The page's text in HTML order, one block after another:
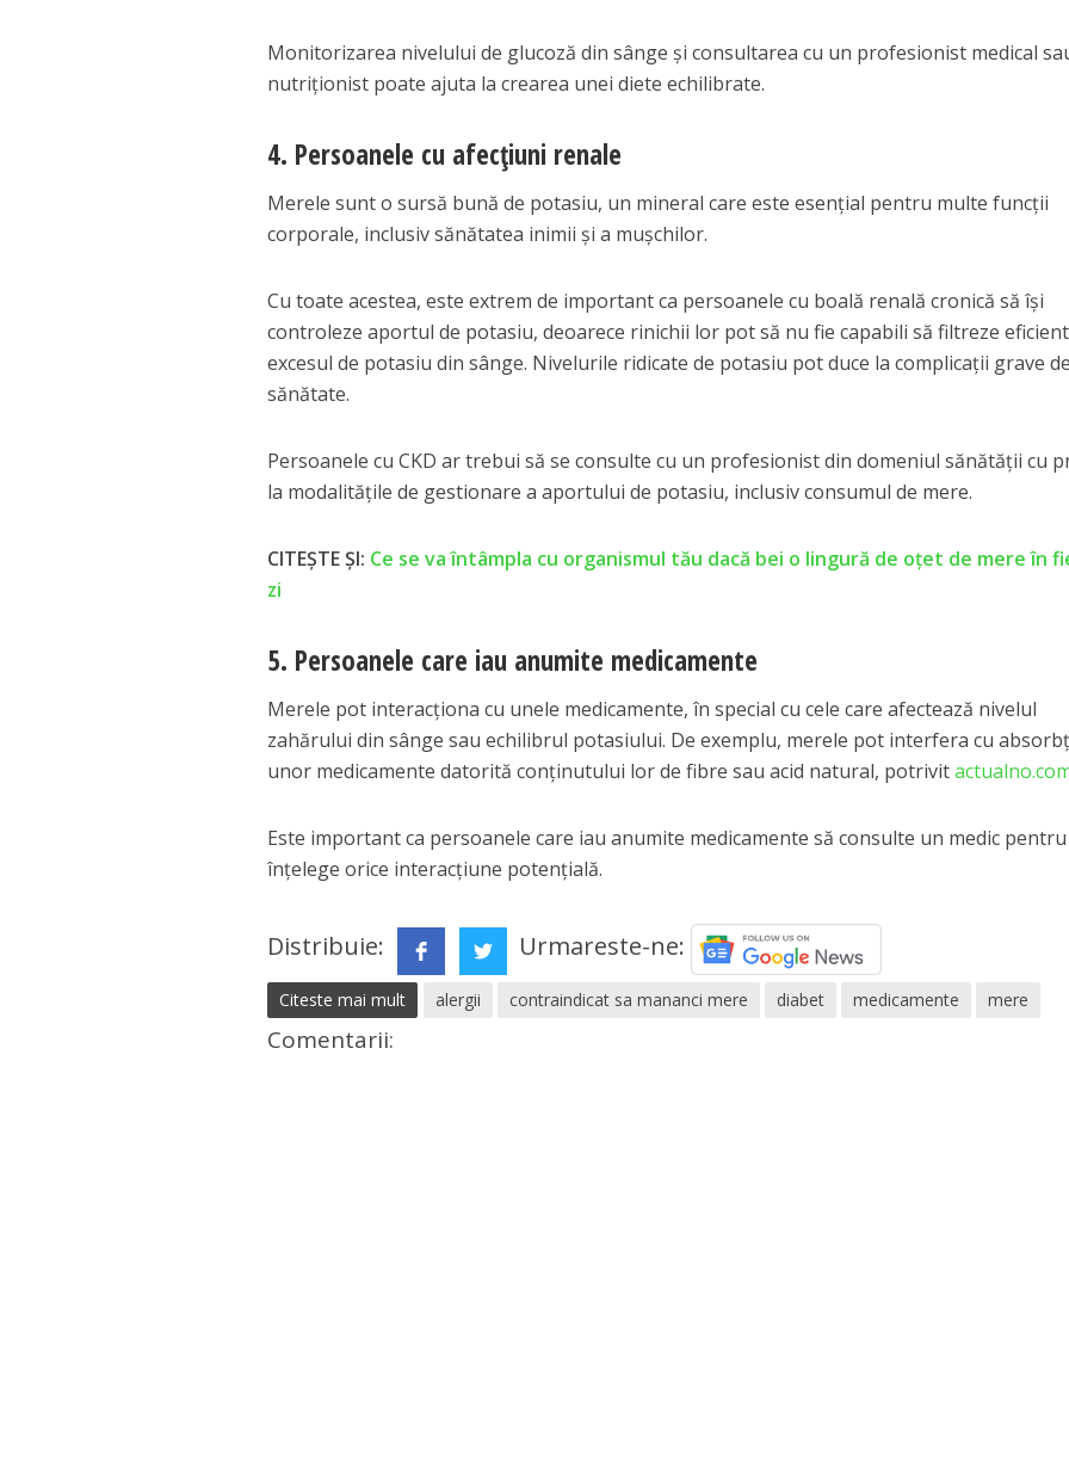
Monitorizarea nivelului de glucoză din sânge și consultarea cu un profesionist medical
nutriționist poate ajuta la crearea unei diete echilibrate.
4. Persoanele cu afecțiuni renale
Merele sunt o sursă bună de potasiu, un mineral care este esențial pentru multe funcții
corporale, inclusiv sănătatea inimii și a mușchilor.
Cu toate acestea, este extrem de important ca persoanele cu boală renală cronică să își
controleze aportul de potasiu, deoarece rinichii lor pot să nu fie capabili să filtreze eficient
excesul de potasiu din sânge. Nivelurile ridicate de potasiu pot duce la complicații grave de
sănătate.
Persoanele cu CKD ar trebui să se consulte cu un profesionist din domeniul sănătății cu
la modalitățile de gestionare a aportului de potasiu, inclusiv consumul de mere.
CITEȘTE ȘI: Ce se va întâmpla cu organismul tău dacă bei o lingură de oțet de mere în
zi
5. Persoanele care iau anumite medicamente
Merele pot interacționa cu unele medicamente, în special cu cele care afectează nivelul
zahărului din sânge sau echilibrul potasiului. De exemplu, merele pot interfera cu
unor medicamente datorită conținutului lor de fibre sau acid natural, potrivit
Este important ca persoanele care iau anumite medicamente să consulte un medic pentru
înțelege orice interacțiune potențială.
Distribuie: Urmareste-ne:
Citeste mai mult alergii contraindicat sa mananci mere diabet medicamente mere
Comentarii: